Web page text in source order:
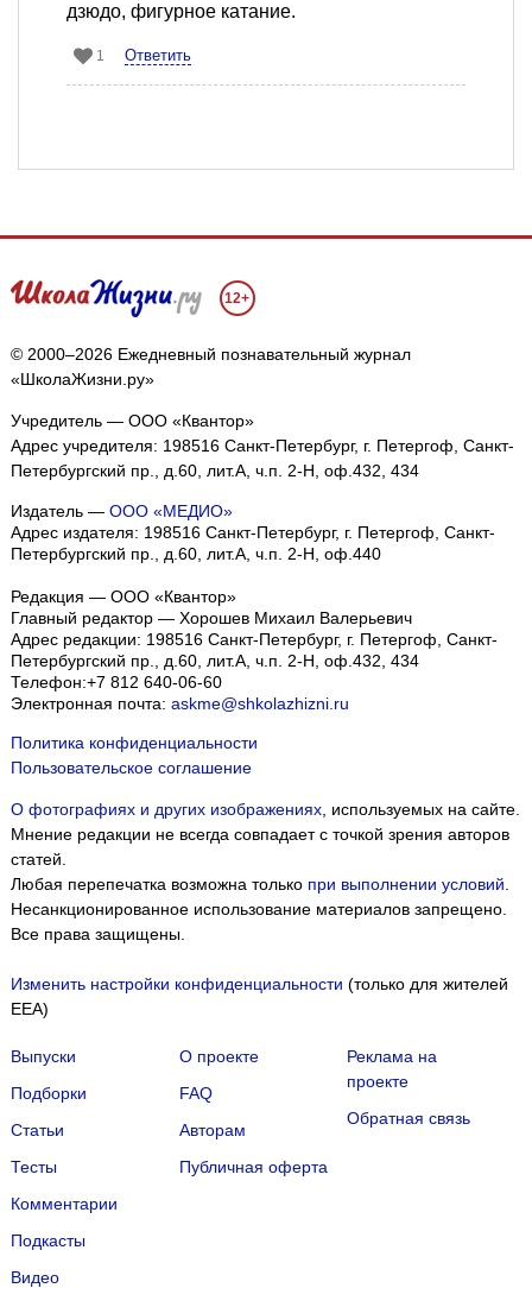
дзюдо, фигурное катание.
1 Ответить
12+
© 2000–2026 Ежедневный познавательный журнал
«ШколаЖизни.ру»
Учредитель — ООО «Квантор»
Адрес учредителя: 198516 Санкт-Петербург, г. Петергоф, Санкт-
Петербургский пр., д.60, лит.А, ч.п. 2-Н, оф.432, 434
Издатель — ООО «МЕДИО»
Адрес издателя: 198516 Санкт-Петербург, г. Петергоф, Санкт-
Петербургский пр., д.60, лит.А, ч.п. 2-Н, оф.440
Редакция — ООО «Квантор»
Главный редактор — Хорошев Михаил Валерьевич
Адрес редакции: 198516 Санкт-Петербург, г. Петергоф Санкт-
Петербургский пр., д.60, лит.А, ч.п. 2-Н, оф.432, 434
Телефон:+7 812 640-06-60
Электронная почта: askme@shkolazhizni.ru
Политика конфиденциальности
Пользовательское соглашение
О фотографиях и других изображениях, используемых на сайте.
Мнение редакции не всегда совпадает с точкой зрения авторов
статей.
Любая перепечатка возможна только при выполнении условий
Несанкционированное использование материалов запрещено.
Все права защищены.
Изменить настройки конфиденциальности (только для жителей
EEA)
Выпуски
Подборки
Статьи
Тесты
Комментарии
Подкасты
Видео
О проекте
FAQ
Авторам
Публичная оферта
Реклама на
проекте
Обратная связь